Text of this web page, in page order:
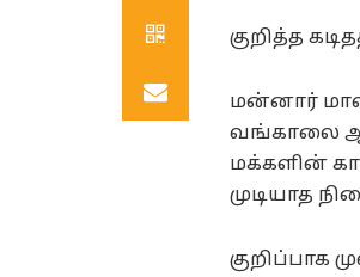
குறித்த
மன்னார்
வங்காலை
மக்களின்
முடியாத
குறிப்பாக